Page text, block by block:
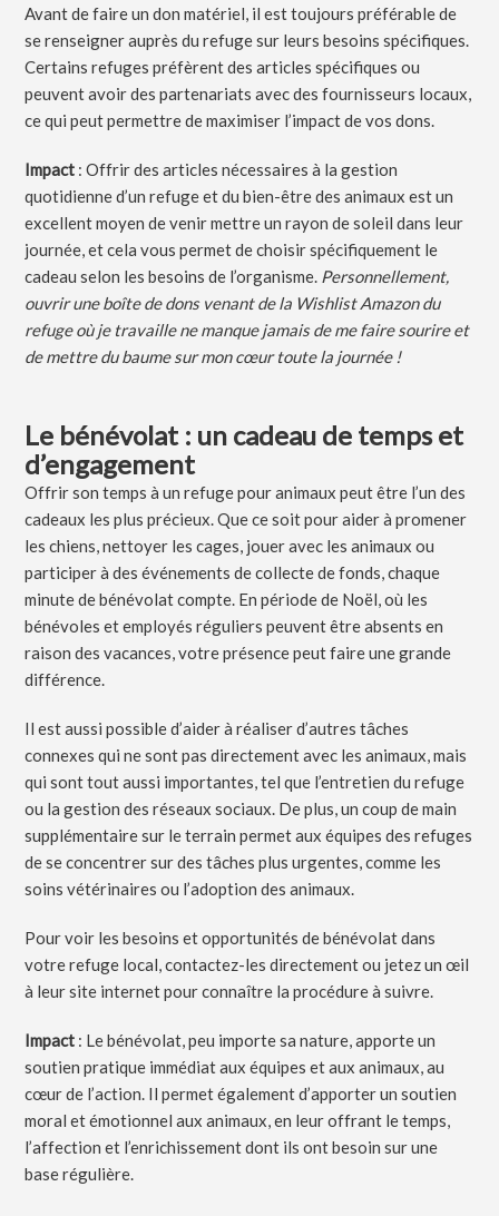
Avant de faire un don matériel, il est toujours préférable de
se renseigner auprès du refuge sur leurs besoins spécifiques.
Certains refuges préfèrent des articles spécifiques ou
peuvent avoir des partenariats avec des fournisseurs locaux,
ce qui peut permettre de maximiser l’impact de vos dons.
Impact : Offrir des articles nécessaires à la gestion
quotidienne d’un refuge et du bien-être des animaux est un
excellent moyen de venir mettre un rayon de soleil dans leur
journée, et cela vous permet de choisir spécifiquement le
cadeau selon les besoins de l’organisme. Personnellement,
ouvrir une boîte de dons venant de la Wishlist Amazon du
refuge où je travaille ne manque jamais de me faire sourire et
de mettre du baume sur mon cœur toute la journée !
Le bénévolat : un cadeau de temps et
d’engagement
Offrir son temps à un refuge pour animaux peut être l’un des
cadeaux les plus précieux. Que ce soit pour aider à promener
les chiens, nettoyer les cages, jouer avec les animaux ou
participer à des événements de collecte de fonds, chaque
minute de bénévolat compte. En période de Noël, où les
bénévoles et employés réguliers peuvent être absents en
raison des vacances, votre présence peut faire une grande
différence.
Il est aussi possible d’aider à réaliser d’autres tâches
connexes qui ne sont pas directement avec les animaux, mais
qui sont tout aussi importantes, tel que l’entretien du refuge
ou la gestion des réseaux sociaux. De plus, un coup de main
supplémentaire sur le terrain permet aux équipes des refuges
de se concentrer sur des tâches plus urgentes, comme les
soins vétérinaires ou l’adoption des animaux.
Pour voir les besoins et opportunités de bénévolat dans
votre refuge local, contactez-les directement ou jetez un œil
à leur site internet pour connaître la procédure à suivre.
Impact : Le bénévolat, peu importe sa nature, apporte un
soutien pratique immédiat aux équipes et aux animaux, au
cœur de l’action. Il permet également d’apporter un soutien
moral et émotionnel aux animaux, en leur offrant le temps,
l’affection et l’enrichissement dont ils ont besoin sur une
base régulière.